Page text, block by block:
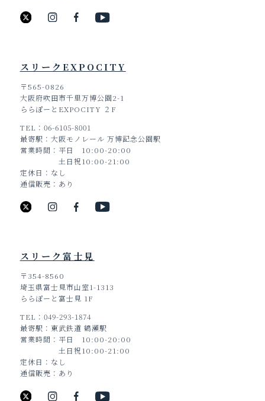
スリークEXPOCITY
〒565-0826
大阪府吹田市千里万博公園2-1
ららぽーとEXPOCITY ２F
TEL
06-6105-8001
最寄駅
大阪モノレール 万博記念公園駅
営業時間
平日 10:00-20:00
土日祝10:00-21:00
定休日
なし
通信販売
あり
スリーク富士見
〒354-8560
埼玉県富士見市山室1-1313
ららぽーと富士見 1F
TEL
049-293-1874
最寄駅
東武鉄道 鶴瀬駅
営業時間
平日 10:00-20:00
土日祝10:00-21:00
定休日
なし
通信販売
あり